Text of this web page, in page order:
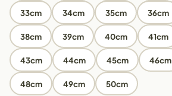
33cm 34cm 35cm 36cm
38cm 39cm 40cm 41cm
43cm 44cm 45cm 46cm
48cm 49cm 50cm